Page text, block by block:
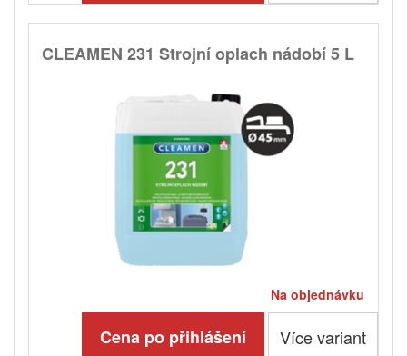
CLEAMEN 231 Strojní oplach nádobí 5 L
Na objednávku
Cena po přihlášení Více variant